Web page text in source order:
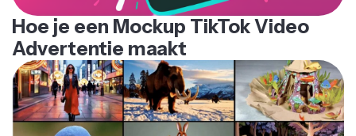
Hoe je een Mockup TikTok Video
Advertentie maakt